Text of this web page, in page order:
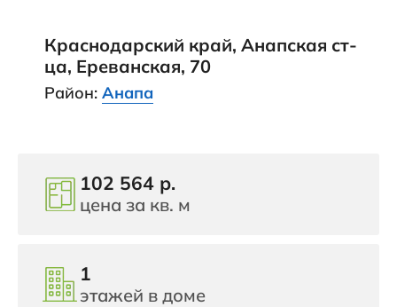
Краснодарский край, Анапская ст-
ца, Ереванская, 70
Район: Анапа
102 564 р.
цена за кв. м
1
этажей в доме